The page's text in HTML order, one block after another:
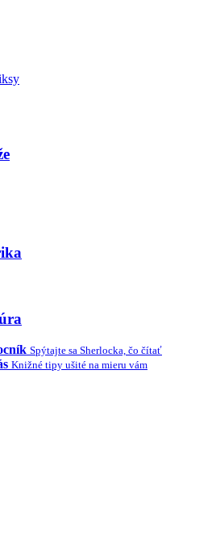
Spýtajte sa Sherlocka, čo čítať
Knižné tipy ušité na mieru vám